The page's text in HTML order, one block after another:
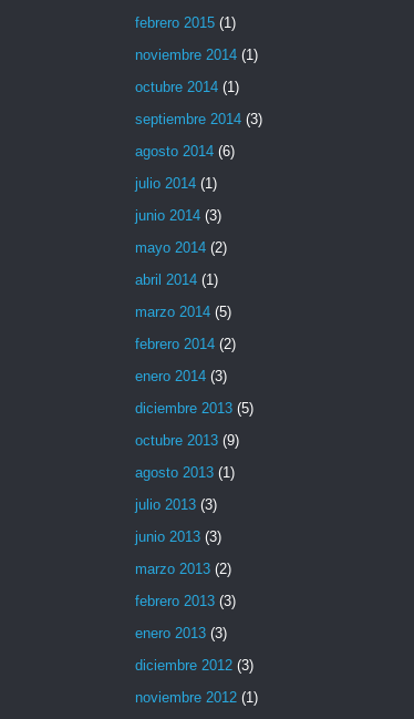
febrero 2015 (1)
noviembre 2014 (1)
octubre 2014 (1)
septiembre 2014 (3)
agosto 2014 (6)
julio 2014 (1)
junio 2014 (3)
mayo 2014 (2)
abril 2014 (1)
marzo 2014 (5)
febrero 2014 (2)
enero 2014 (3)
diciembre 2013 (5)
octubre 2013 (9)
agosto 2013 (1)
julio 2013 (3)
junio 2013 (3)
marzo 2013 (2)
febrero 2013 (3)
enero 2013 (3)
diciembre 2012 (3)
noviembre 2012 (1)